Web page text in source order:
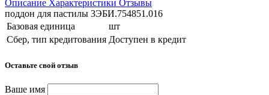
Описание Характеристики Отзывы
поддон для пастилы 3ЭБИ.754851.016
Базовая единица
шт
Сбер, тип кредитования Доступен в кредит
Оставьте свой отзыв
Ваше имя